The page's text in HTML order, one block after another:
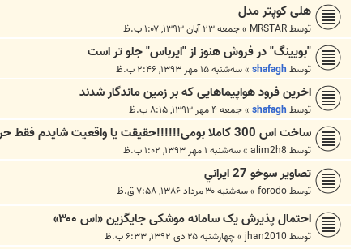
هلی کوپتر مدل
توسطMRSTAR
»جمعه ۲۳ آبان ۱۳۹۳, ۱:۰۷ ب.ظ
"بویینگ" در فروش هنوز از "ایرباس" جلو تر است
توسط shafagh
»سه‌شنبه ۱۵ مهر ۱۳۹۳, ۲:۴۶ ب.ظ
اخرین فرود هواپیماهایی که بر زمین ماندگار شدند
توسط shafagh
»جمعه ۴ مهر ۱۳۹۳, ۸:۱۵ ب.ظ
ساخت اس 300 کاملا بومی!!!!!!حقیقت یا واقعیت شایدم فقط حرفه
توسط alim2h8
»سه‌شنبه ۱ مهر ۱۳۹۳, ۱:۰۲ ب.ظ
تصاوير سوخو 27 ايراني
توسطforodo
»سه‌شنبه ۳۰ مرداد ۱۳۸۶, ۷:۵۸ ق.ظ
احتمال پذیرش یک سامانه موشکی جایگزین «اس ۳۰۰»
توسط jhan2010
»چهارشنبه ۲۵ دی ۱۳۹۲, ۶:۳۳ ب.ظ